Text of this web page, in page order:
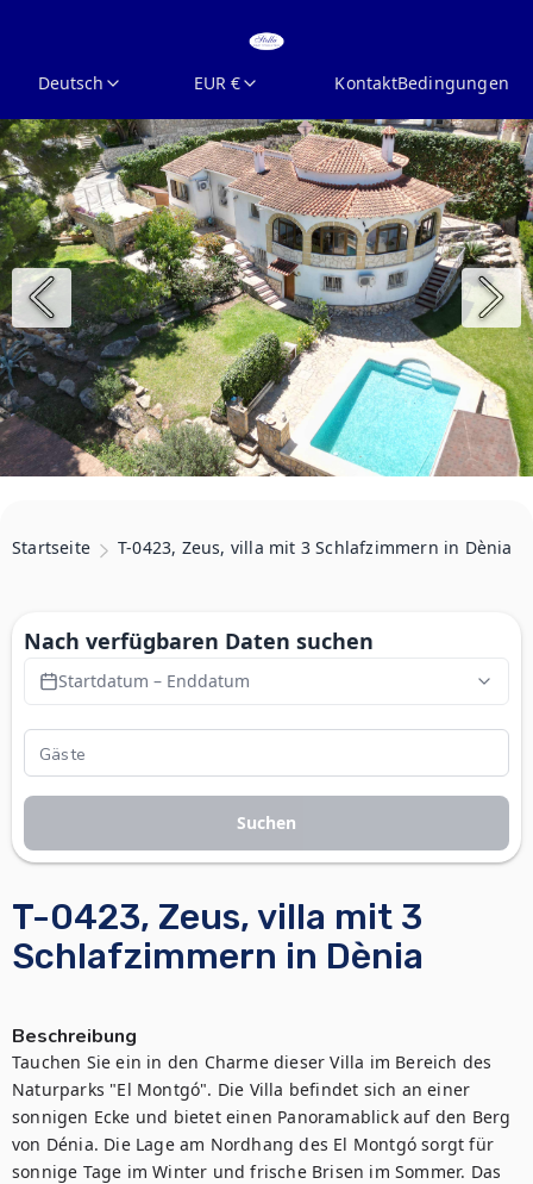
Deutsch EUR € KontaktBedingungen
Startseite T-0423, Zeus, villa mit 3 Schlafzimmern in Dènia
T-0423, Zeus, villa mit 3
Schlafzimmern in Dènia
Beschreibung
Tauchen Sie ein in den Charme dieser Villa im Bereich des
Naturparks "El Montgó". Die Villa befindet sich an einer
sonnigen Ecke und bietet einen Panoramablick auf den Berg
von Dénia. Die Lage am Nordhang des El Montgó sorgt für
sonnige Tage im Winter und frische Brisen im Sommer. Das
Nach verfügbaren Daten suchen
Startdatum – Enddatum
Suchen